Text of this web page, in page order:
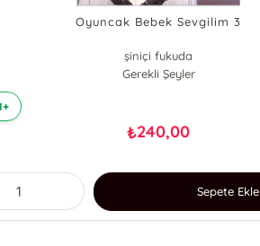
Oyuncak Bebek Sevgilim 3
şiniçi fukuda
Gerekli Şeyler
₺240,00
Sepete Ekle